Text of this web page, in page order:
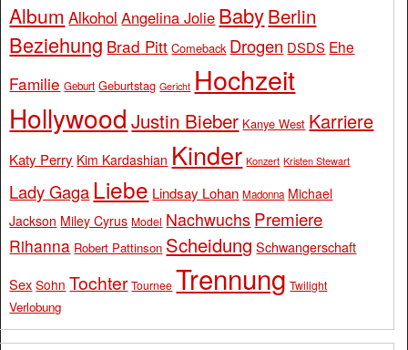
Album Alkohol Angelina Jolie BabyBerlin
Beziehung Brad Pitt Comeback Drogen DSDS Ehe
Familie Geburt Geburtstag Gericht Hochzeit
Hollywood Justin Bieber Kanye West Karriere
Katy Perry Kim Kardashian Kinder Konzert Kristen Stewart
Lady Gaga Liebe Lindsay Lohan Madonna Michael
Jackson Miley Cyrus Model Nachwuchs Premiere
Rihanna Robert Pattinson Scheidung Schwangerschaft
Sex Sohn Tochter Tournee Trennung Twilight
Verlobung